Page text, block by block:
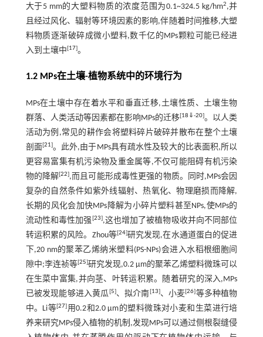
大于5 mm的大塑料物质的浓度范围为0.1~324.5 kg/hm2,并
且经过风化、辐射等环境因素的影响,伴随着时间推移,大塑
料物质逐渐破碎成微小塑料,数千亿的MPs颗粒可能已经进
入到土壤中[17]。
1.2 MPs在土壤-植物系统中的环境行为
MPs在土壤中存在着水平和垂直迁移,土壤性质、土壤生物
群落、人类活动等因素都在影响MPs的迁移[18 ⇓-20]。以人类
活动为例,常见的耕作会将塑料碎片破碎并散布在整个土壤
剖面[21]。此外,由于MPs具有疏水性及较大的比表面积,所以
更容易富集有机污染物及重金属等,不仅可能阻碍有机污染
物的降解[22],而且可能形成毒性更强的物质。同时,MPs会因
复杂的自然条件如紫外线辐射、热氧化、物理磨损而降解,
长期的风化会加快MPs降解为小碎片塑料甚至NPs,使MPs的
流动性和毒性加强 [23],这也增加了被植物吸收并向不同部位
转运积累的风险。Zhou等[24]研究发现,在水通道蛋白的促进
下,20 nm的聚苯乙烯纳米塑料(PS-NPs)会进入水稻根细胞间
隙中;李连祯等[25]研究发现,0.2 μm的聚苯乙烯塑料微珠可以
在生菜中富集,并向茎、叶转运积累。随着研究的深入,MPs
已被发现能够进入黄瓜[5]、拟介南 [13]、小麦[26]等多种植物
中。Li等[27] 用0.2和2.0 μm的塑料微珠对小麦和生菜进行培
养来研究MPs侵入植物的机制,发现MPs可以通过侧根裂缝侵